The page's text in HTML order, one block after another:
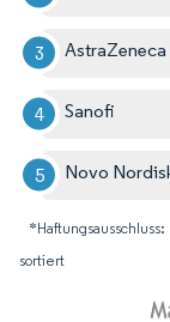
AstraZeneca
Sanofi
Novo
sortiert